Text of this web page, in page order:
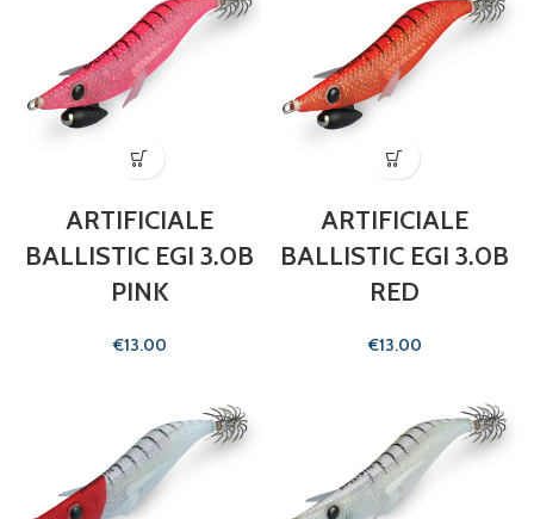
ARTIFICIALE
BALLISTIC EGI 3.0B
PINK
€
ARTIFICIALE
BALLISTIC EGI 3.0B
RED
€